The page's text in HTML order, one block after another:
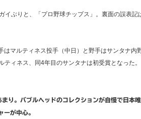
ぶりと、「プロ野球チップス」。裏面の誤表記
マルティネス投手（中日）と野手はサンタナ内
ィネス、同4年目のサンタナは初受賞となった。
り。バブルヘッドのコレクションが自慢で日本
ーが中心。